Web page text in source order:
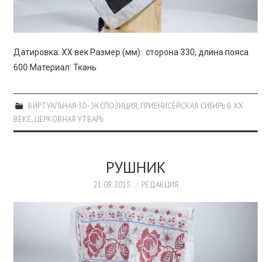
Датировка: XX век Размер (мм): сторона 330, длина пояса
600 Материал: Ткань
ВИРТУАЛЬНАЯ 3D-ЭКСПОЗИЦИЯ, ПРИЕНИСЕЙСКАЯ СИБИРЬ В XX
ВЕКЕ, ЦЕРКОВНАЯ УТВАРЬ
РУШНИК
21.08.2015 РЕДАКЦИЯ